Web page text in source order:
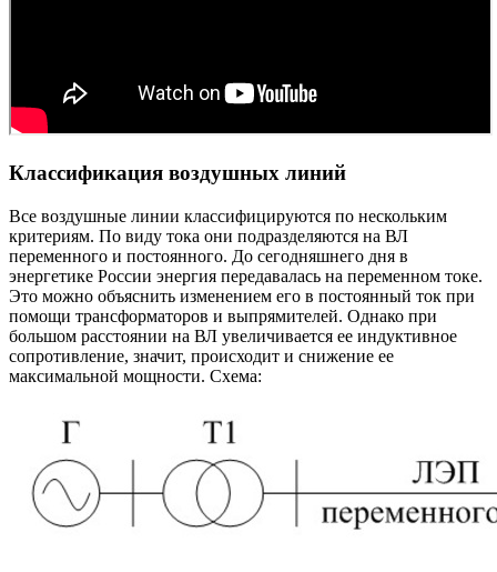
Классификация воздушных линий
Все воздушные линии классифицируются по нескольким
критериям. По виду тока они подразделяются на ВЛ
переменного и постоянного. До сегодняшнего дня в
энергетике России энергия передавалась на переменном токе.
Это можно объяснить изменением его в постоянный ток при
помощи трансформаторов и выпрямителей. Однако при
большом расстоянии на ВЛ увеличивается ее индуктивное
сопротивление, значит, происходит и снижение ее
максимальной мощности. Схема: